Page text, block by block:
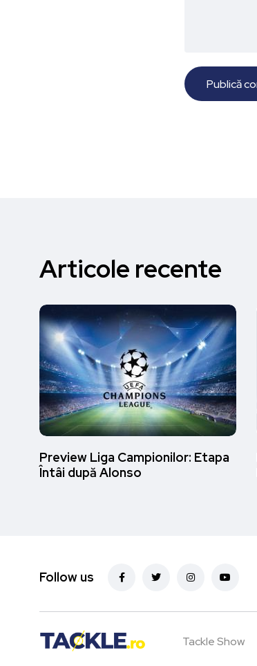
Articole recente
Preview Liga Campionilor: Etapa
Întâi după Alonso
Follow us
Tackle Show